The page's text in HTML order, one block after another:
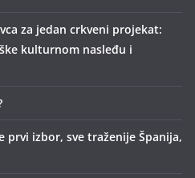
za jedan crkveni projekat:
kulturnom nasleđu i
prvi izbor, sve traženije Španija,